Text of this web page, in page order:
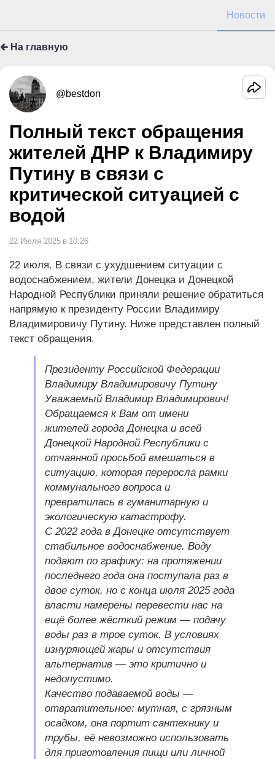
Новости
🡰 На главную
@bestdon
Полный текст обращения
жителей ДНР к Владимиру
Путину в связи с
критической ситуацией с
водой
22 Июля 2025 в 10:26
22 июля. В связи с ухудшением ситуации с
водоснабжением, жители Донецка и Донецкой
Народной Республики приняли решение обратиться
напрямую к президенту России Владимиру
Владимировичу Путину. Ниже представлен полный
текст обращения.
Президенту Российской Федерации
Владимиру Владимировичу Путину
Уважаемый Владимир Владимирович!
Обращаемся к Вам от имени
жителей города Донецка и всей
Донецкой Народной Республики с
отчаянной просьбой вмешаться в
ситуацию, которая переросла рамки
коммунального вопроса и
превратилась в гуманитарную и
экологическую катастрофу.
С 2022 года в Донецке отсутствует
стабильное водоснабжение. Воду
подают по графику: на протяжении
последнего года она поступала раз в
двое суток, но с конца июля 2025 года
власти намерены перевести нас на
ещё более жёсткий режим — подачу
воды раз в трое суток. В условиях
изнуряющей жары и отсутствия
альтернатив — это критично и
недопустимо.
Качество подаваемой воды —
отвратительное: мутная, с грязным
осадком, она портит сантехнику и
трубы, её невозможно использовать
для приготовления пищи или личной